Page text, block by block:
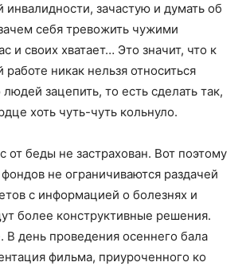
инвалидности, зачастую и думать об
себя тревожить чужими
и своих хватает… Это значит, что к
никак нельзя относиться
зацепить, то есть сделать так,
хоть чуть-чуть кольнуло.
от беды не застрахован. Вот поэтому
не ограничиваются раздачей
с информацией о болезнях и
более конструктивные решения.
В день проведения осеннего бала
фильма, приуроченного ко